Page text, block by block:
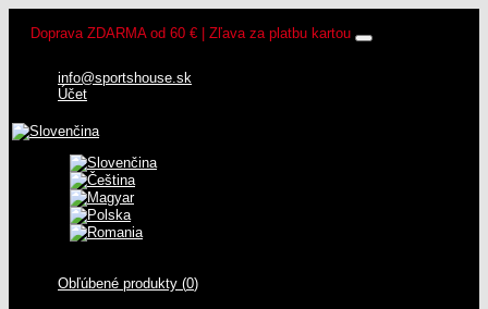
Doprava ZDARMA od 60 € | Zľava za platbu kartou
info@sportshouse.sk
Účet
Obľúbené produkty (0)